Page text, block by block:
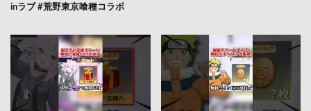
inラブ #荒野東京喰種コラボ